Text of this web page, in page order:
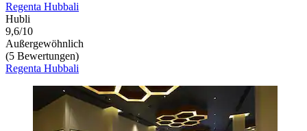
Regenta Hubbali
Hubli
9,6/10
Außergewöhnlich
(5 Bewertungen)
Regenta Hubbali